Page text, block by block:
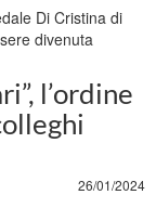
l’ordine
26/01/2024